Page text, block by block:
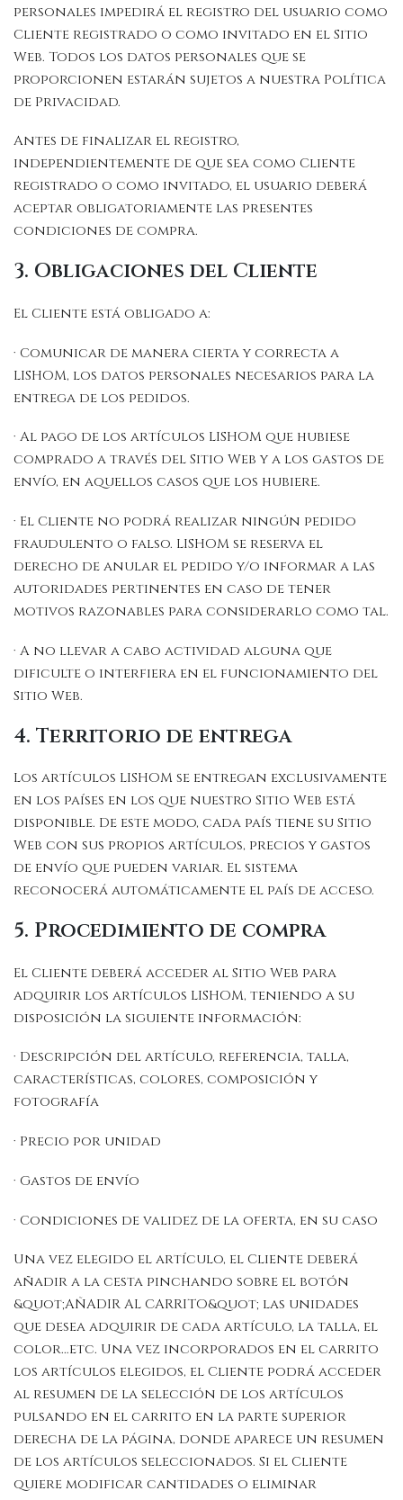
personales impedirá el registro del usuario como
Cliente registrado o como invitado en el Sitio
Web. Todos los datos personales que se
proporcionen estarán sujetos a nuestra Política
de Privacidad.
Antes de finalizar el registro,
independientemente de que sea como Cliente
registrado o como invitado, el usuario deberá
aceptar obligatoriamente las presentes
condiciones de compra.
3. Obligaciones del Cliente
El Cliente está obligado a:
· Comunicar de manera cierta y correcta a
LISHOM, los datos personales necesarios para la
entrega de los pedidos.
· Al pago de los artículos LISHOM que hubiese
comprado a través del Sitio Web y a los gastos de
envío, en aquellos casos que los hubiere.
· El Cliente no podrá realizar ningún pedido
fraudulento o falso. LISHOM se reserva el
derecho de anular el pedido y/o informar a las
autoridades pertinentes en caso de tener
motivos razonables para considerarlo como tal.
· A no llevar a cabo actividad alguna que
dificulte o interfiera en el funcionamiento del
Sitio Web.
4. Territorio de entrega
Los artículos LISHOM se entregan exclusivamente
en los países en los que nuestro Sitio Web está
disponible. De este modo, cada país tiene su Sitio
Web con sus propios artículos, precios y gastos
de envío que pueden variar. El sistema
reconocerá automáticamente el país de acceso.
5. Procedimiento de compra
El Cliente deberá acceder al Sitio Web para
adquirir los artículos LISHOM, teniendo a su
disposición la siguiente información:
· Descripción del artículo, referencia, talla,
características, colores, composición y
fotografía
· Precio por unidad
· Gastos de envío
· Condiciones de validez de la oferta, en su caso
Una vez elegido el artículo, el Cliente deberá
añadir a la cesta pinchando sobre el botón
&quot;AÑADIR AL CARRITO&quot; las unidades
que desea adquirir de cada artículo, la talla, el
color…etc. Una vez incorporados en el carrito
los artículos elegidos, el Cliente podrá acceder
al resumen de la selección de los artículos
pulsando en el carrito en la parte superior
derecha de la página, donde aparece un resumen
de los artículos seleccionados. Si el Cliente
quiere modificar cantidades o eliminar